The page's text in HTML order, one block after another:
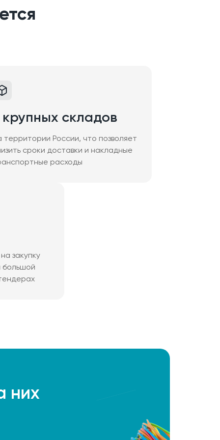
крупных складов
территории России, что позволяет
сроки доставки и накладные
расходы
закупку
большой
них